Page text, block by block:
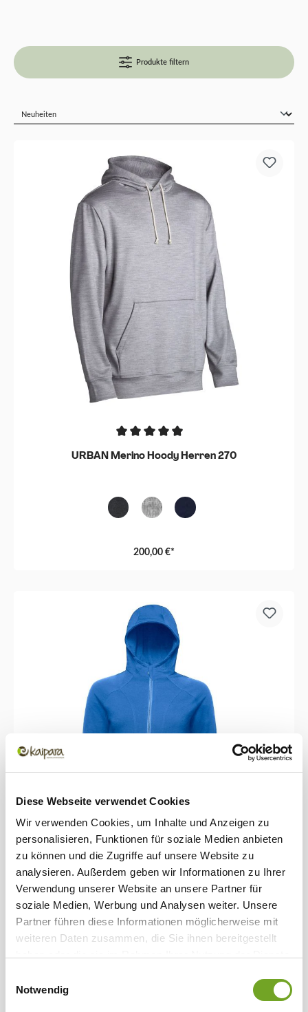
Diese Webseite verwendet Cookies
Wir verwenden Cookies, um Inhalte und Anzeigen zu
personalisieren, Funktionen für soziale Medien anbieten
zu können und die Zugriffe auf unsere Website zu
analysieren. Außerdem geben wir Informationen zu Ihrer
Verwendung unserer Website an unsere Partner für
soziale Medien, Werbung und Analysen weiter. Unsere
Partner führen diese Informationen möglicherweise mit
weiteren Daten zusammen, die Sie ihnen bereitgestellt
Notwendig
Produkte filtern
URBAN Merino Hoody Herren 270
Black MelangeGrau-Melange
Navy
200,00 €*
Merino Hoody Sweat Jacke Damen 270